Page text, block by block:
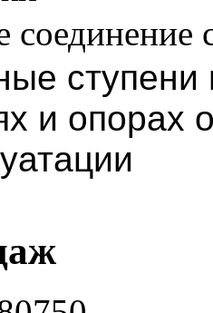
соединение
ступени
и опорах